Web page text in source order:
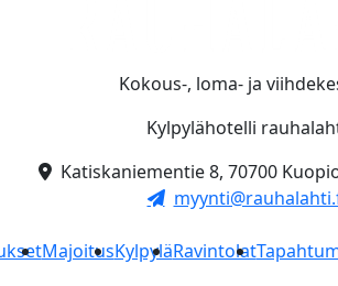
Kokous-, loma- ja
Kylpylähotelli
Katiskaniementie 8, 70700
MajoitusKylpyläRavintolat